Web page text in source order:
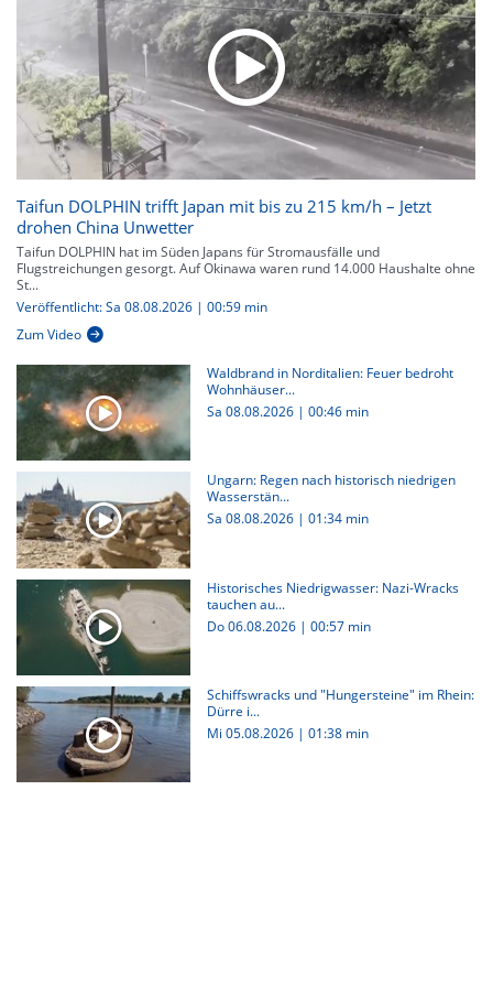
Taifun DOLPHIN trifft Japan mit bis zu 215 km/h – Jetzt
drohen China Unwetter
Taifun DOLPHIN hat im Süden Japans für Stromausfälle und
Flugstreichungen gesorgt. Auf Okinawa waren rund 14.000 Haushalte ohne
St...
Veröffentlicht: Sa 08.08.2026 | 00:59 min
Zum Video
Waldbrand in Norditalien: Feuer bedroht
Wohnhäuser...
Sa 08.08.2026 | 00:46 min
Ungarn: Regen nach historisch niedrigen
Wasserstän...
Sa 08.08.2026 | 01:34 min
Historisches Niedrigwasser: Nazi-Wracks
tauchen au...
Do 06.08.2026 | 00:57 min
Schiffswracks und "Hungersteine" im Rhein:
Dürre i...
Mi 05.08.2026 | 01:38 min